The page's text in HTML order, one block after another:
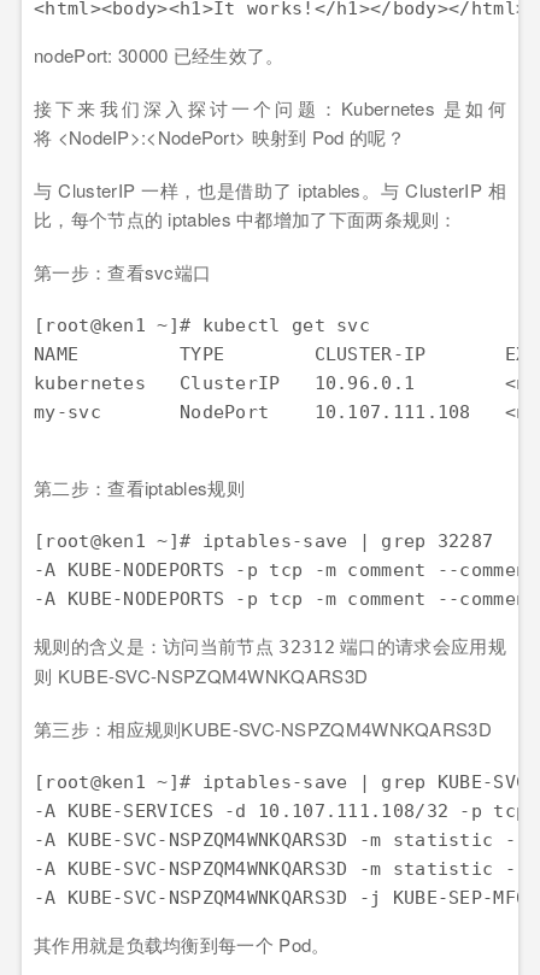
<html><body><h1>It works!</h1></body></html>
nodePort: 30000 已经生效了。
接下来我们深入探讨一个问题：Kubernetes 是如何
将 <NodeIP>:<NodePort> 映射到 Pod 的呢？
与 ClusterIP 一样，也是借助了 iptables。与 ClusterIP 相
比，每个节点的 iptables 中都增加了下面两条规则：
第一步：查看svc端口
[root@ken1 ~]# kubectl get svc
NAME         TYPE        CLUSTER-IP
kubernetes   ClusterIP 10.96 . 0 . 1
my-svc       NodePort 10.107 . 111.108
第二步：查看iptables规则
[root@ken1 ~]# iptables-save | grep 32287
-A KUBE-NODEPORTS -p tcp -m comment --
-A KUBE-NODEPORTS -p tcp -m comment --
规则的含义是：访问当前节点 32312 端口的请求会应用规
则 KUBE-SVC-NSPZQM4WNKQARS3D
第三步：相应规则KUBE-SVC-NSPZQM4WNKQARS3D
[root@ken1 ~]# iptables-save | grep KUBE-SVC-
-A KUBE-SERVICES -d 10.107 .111 .108/32 -p tcp -
-A KUBE-SVC- NSPZQM4WNKQARS3D -m statistic --
-A KUBE-SVC- NSPZQM4WNKQARS3D -m statistic --
-A KUBE-SVC- NSPZQM4WNKQARS3D
其作用就是负载均衡到每一个 Pod。